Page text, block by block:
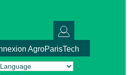
AgroParisTech